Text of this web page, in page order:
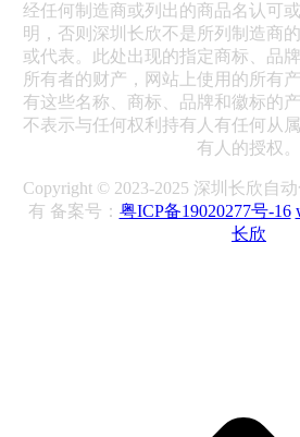
经任何制造商或列出的商品名认可
明，否则深圳长欣不是所列制造商
或代表。此处出现的指定商标、品
所有者的财产，网站上使用的所有
有这些名称、商标、品牌和徽标的
不表示与任何权利持有人有任何从
有人的授权。
Copyright © 2023-2025 深圳长欣自
有 备案号： 粤ICP备19020277号-16
长欣